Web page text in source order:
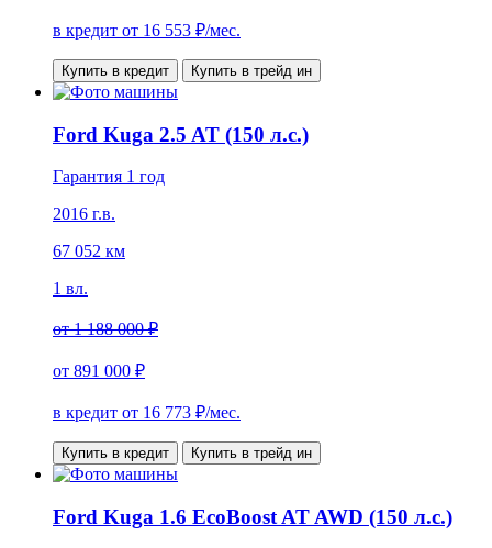
в кредит от 16 553 ₽/мес.
Купить в кредит Купить в трейд ин
Ford Kuga 2.5 AT (150 л.с.)
Гарантия 1 год
2016 г.в.
67 052 км
1 вл.
от1 188 000 ₽
от 891 000 ₽
в кредит от 16 773 ₽/мес.
Купить в кредит Купить в трейд ин
Ford Kuga 1.6 EcoBoost AT AWD (150 л.с.)